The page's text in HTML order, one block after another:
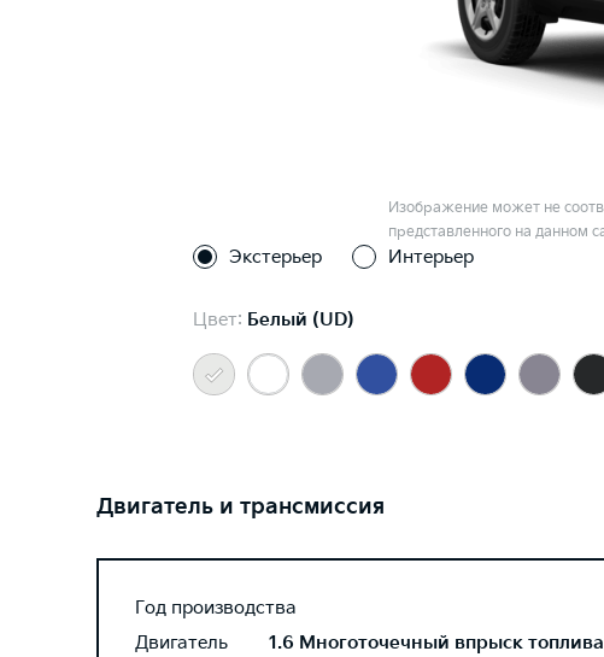
Изображение может не
представленного на данном
Экстерьер Интерьер
Цвет: Белый (UD)
Двигатель и трансмиссия
Год производства
Двигатель
1.6 Многоточечный впрыск